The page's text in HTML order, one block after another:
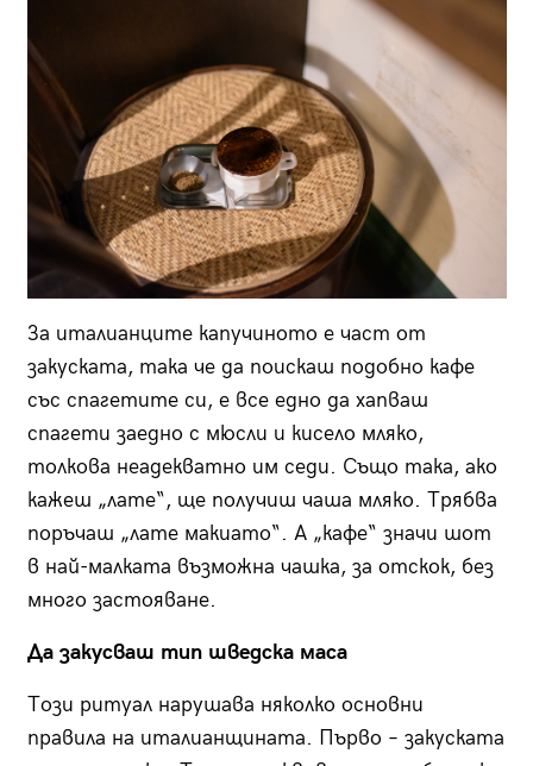
За италианците капучиното е част от
закуската, така че да поискаш подобно кафе
със спагетите си, е все едно да хапваш
спагети заедно с мюсли и кисело мляко,
толкова неадекватно им седи. Също така, ако
кажеш „лате“, ще получиш чаша мляко. Трябва
поръчаш „лате макиато“. А „кафе“ значи шот
в най-малката възможна чашка, за отскок, без
много застояване.
Да закусваш тип шведска маса
Този ритуал нарушава няколко основни
правила на италианщината. Първо – закуската